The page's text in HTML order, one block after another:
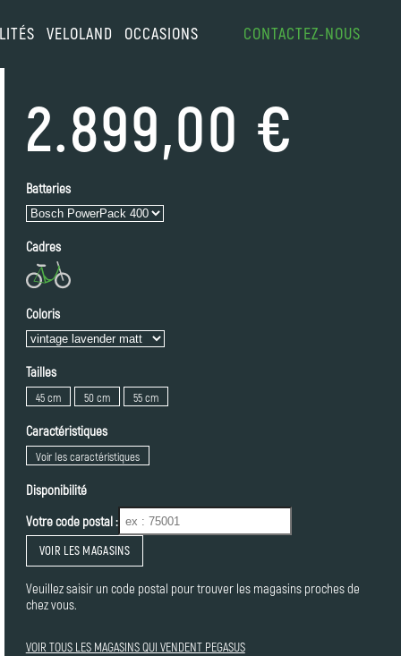
VELOLAND OCCASIONS CONTACTEZ-NOUS
2.899,00 €
Batteries
Cadres
Coloris
Tailles
45 cm 50 cm 55 cm
Caractéristiques
Voir les caractéristiques
Disponibilité
Votre code postal :
VOIR LES MAGASINS
Veuillez saisir un code postal pour trouver les magasins proches de
chez vous.
VOIR TOUS LES MAGASINS QUI VENDENT PEGASUS